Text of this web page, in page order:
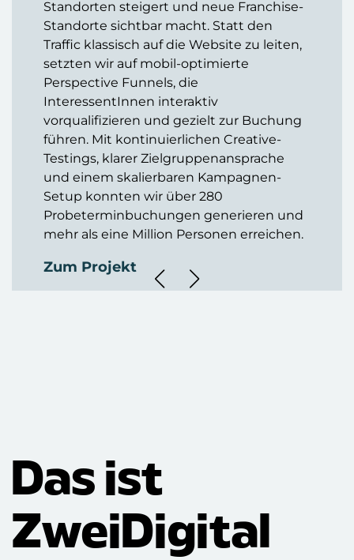
Standorten steigert und neue Franchise-
Standorte sichtbar macht. Statt den
Traffic klassisch auf die Website zu leiten,
setzten wir auf mobil-optimierte
Perspective Funnels, die
InteressentInnen interaktiv
vorqualifizieren und gezielt zur Buchung
führen. Mit kontinuierlichen Creative-
Testings, klarer Zielgruppenansprache
und einem skalierbaren Kampagnen-
Setup konnten wir über 280
Probeterminbuchungen generieren und
mehr als eine Million Personen erreichen.
Zum Projekt
Das ist
ZweiDigital